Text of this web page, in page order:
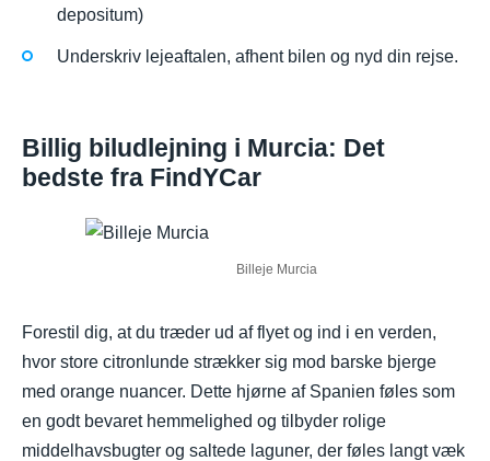
depositum)
Underskriv lejeaftalen, afhent bilen og nyd din rejse.
Billig biludlejning i Murcia: Det
bedste fra FindYCar
Billeje Murcia
Forestil dig, at du træder ud af flyet og ind i en verden,
hvor store citronlunde strækker sig mod barske bjerge
med orange nuancer. Dette hjørne af Spanien føles som
en godt bevaret hemmelighed og tilbyder rolige
middelhavsbugter og saltede laguner, der føles langt væk